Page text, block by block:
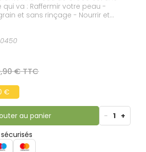
va : Raffermir votre peau -
et sans rinçage - Nourrir et
24H. La galénique de cette
pour former un patch non
l'humidité de la peau. Elle laisse
seconde peau qui va pénétrer
pourrez vous habiller
l'avoir appliquée
€ TTC
€
au panier - 1 +